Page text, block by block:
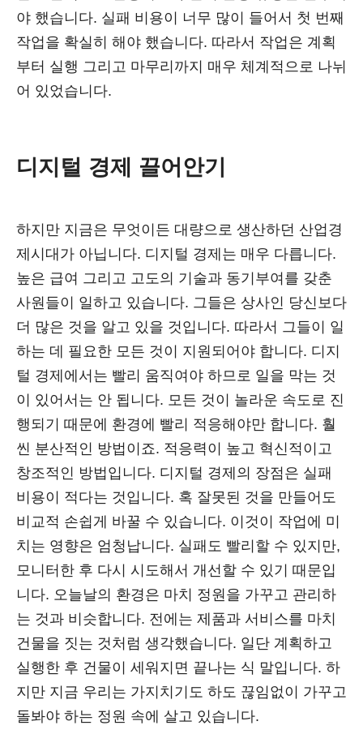
야 했습니다. 실패 비용이 너무 많이 들어서 첫 번째
작업을 확실히 해야 했습니다. 따라서 작업은 계획
부터 실행 그리고 마무리까지 매우 체계적으로 나뉘
어 있었습니다.
디지털 경제 끌어안기
하지만 지금은 무엇이든 대량으로 생산하던 산업경
제시대가 아닙니다. 디지털 경제는 매우 다릅니다.
높은 급여 그리고 고도의 기술과 동기부여를 갖춘
사원들이 일하고 있습니다. 그들은 상사인 당신보다
더 많은 것을 알고 있을 것입니다. 따라서 그들이 일
하는 데 필요한 모든 것이 지원되어야 합니다. 디지
털 경제에서는 빨리 움직여야 하므로 일을 막는 것
이 있어서는 안 됩니다. 모든 것이 놀라운 속도로 진
행되기 때문에 환경에 빨리 적응해야만 합니다. 훨
씬 분산적인 방법이죠. 적응력이 높고 혁신적이고
창조적인 방법입니다. 디지털 경제의 장점은 실패
비용이 적다는 것입니다. 혹 잘못된 것을 만들어도
비교적 손쉽게 바꿀 수 있습니다. 이것이 작업에 미
치는 영향은 엄청납니다. 실패도 빨리할 수 있지만,
모니터한 후 다시 시도해서 개선할 수 있기 때문입
니다. 오늘날의 환경은 마치 정원을 가꾸고 관리하
는 것과 비슷합니다. 전에는 제품과 서비스를 마치
건물을 짓는 것처럼 생각했습니다. 일단 계획하고
실행한 후 건물이 세워지면 끝나는 식 말입니다. 하
지만 지금 우리는 가지치기도 하도 끊임없이 가꾸고
돌봐야 하는 정원 속에 살고 있습니다.